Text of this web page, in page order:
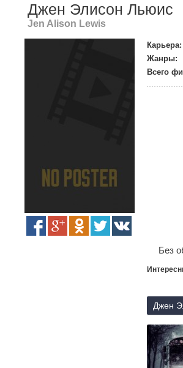
Джен Элисон Льюис
Jen Alison Lewis
Карьера:
Жанры:
Всего
Без
Джен